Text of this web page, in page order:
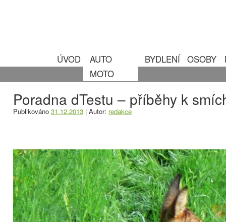
ÚVOD
AUTO
MOTO
BYDLENÍ OSOBY
Poradna dTestu – příběhy k
Publikováno 31.12.2013 | Autor: redakce